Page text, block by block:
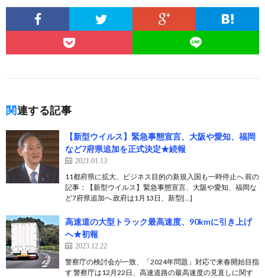
関連する記事
【新型ウイルス】緊急事態宣言、大阪や愛知、福岡
など7府県追加を正式決定★続報
2021.01.13
11都府県に拡大、ビジネス目的の新規入国も一時停止へ 前の
記事：【新型ウイルス】緊急事態宣言、大阪や愛知、福岡な
ど7府県追加へ 政府は1月13日、新型[…]
高速道の大型トラック最高速度、90kmに引き上げ
へ★初報
2023.12.22
警察庁の検討会が一致、「2024年問題」対応で来春開始目指
す 警察庁は12月22日、高速道路の最高速度の見直しに関す